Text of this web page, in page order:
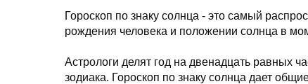
Гороскоп по знаку солнца - это самый
рождения человека и положении солнца в
Астрологи делят год на двенадцать равных
зодиака. Гороскоп по знаку солнца дает